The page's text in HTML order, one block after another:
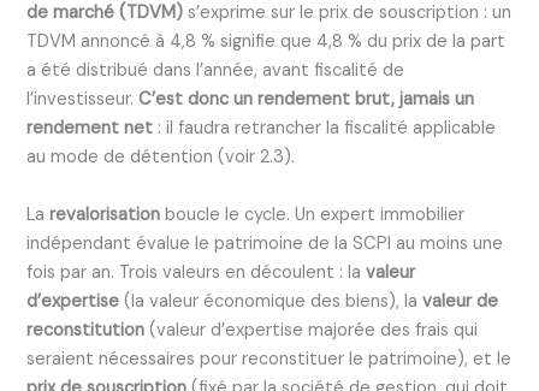
de marché (TDVM) s’exprime sur le prix de souscription : un
TDVM annoncé à 4,8 % signifie que 4,8 % du prix de la part
a été distribué dans l’année, avant fiscalité de
l’investisseur.C’est donc un rendement brut, jamais un
rendement net : il faudra retrancher la fiscalité applicable
au mode de détention (voir 2.3).
Larevalorisation boucle le cycle. Un expert immobilier
indépendant évalue le patrimoine de la SCPI au moins une
fois par an. Trois valeurs en découlent : lavaleur
d’expertise (la valeur économique des biens), lavaleur de
reconstitution (valeur d’expertise majorée des frais qui
seraient nécessaires pour reconstituer le patrimoine), et le